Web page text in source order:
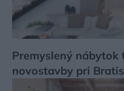
Premyslený nábytok
novostavby pri